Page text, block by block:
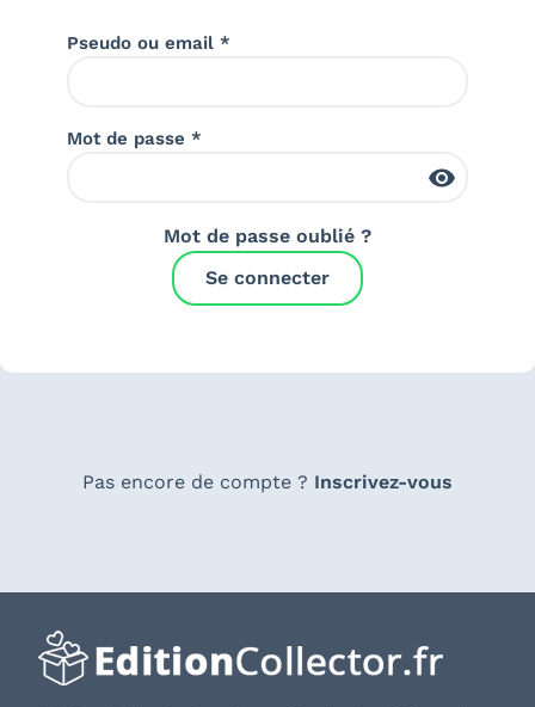
Pseudo ou email *
Mot de passe *
Mot de passe oublié ?
Se connecter
Pas encore de compte ? Inscrivez-vous